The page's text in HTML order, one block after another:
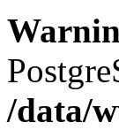
/data/